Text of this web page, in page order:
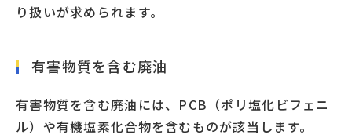
り扱いが求められます。
有害物質を含む廃油
有害物質を含む廃油には、PCB（ポリ塩化ビフェニ
ル）や有機塩素化合物を含むものが該当します。